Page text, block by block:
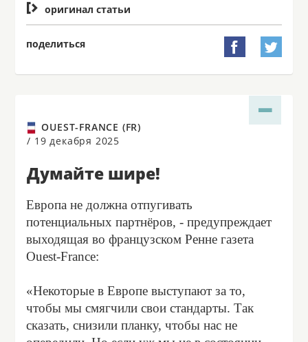
 оригинал статьи
поделиться  
OUEST-FRANCE (FR)
/ 19 декабря 2025
Думайте шире!
Европа не должна отпугивать
потенциальных партнёров, - предупреждает
выходящая во французском Ренне газета
Ouest-France:
«Некоторые в Европе выступают за то,
чтобы мы смягчили свои стандарты. Так
сказать, снизили планку, чтобы нас не